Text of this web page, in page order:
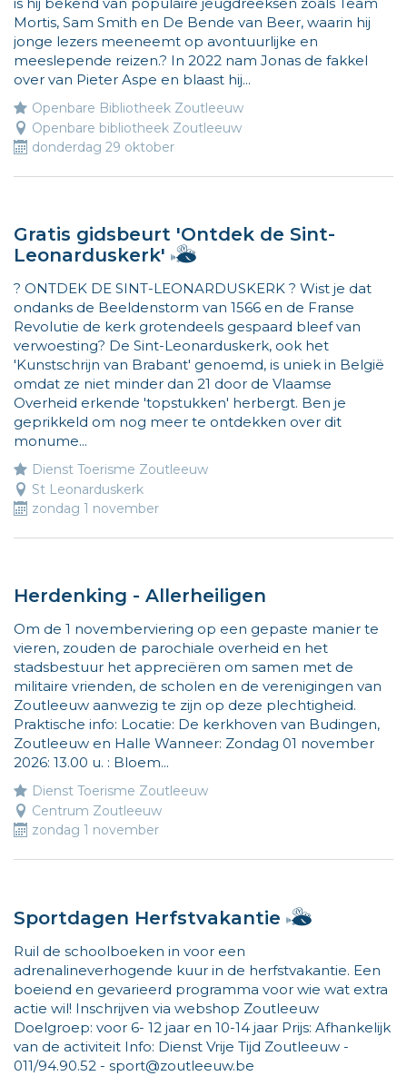
is hij bekend van populaire jeugdreeksen zoals Team
Mortis, Sam Smith en De Bende van Beer, waarin hij
jonge lezers meeneemt op avontuurlijke en
meeslepende reizen.? In 2022 nam Jonas de fakkel
over van Pieter Aspe en blaast hij...
Openbare Bibliotheek Zoutleeuw
Openbare bibliotheek Zoutleeuw
donderdag 29 oktober
Gratis gidsbeurt 'Ontdek de Sint-
Leonarduskerk'
Hallo,
ben
Vlieg
en
ik
wijs
de
weg
naar
activiteiten
Meer
www.vliegjemee.be!
? ONTDEK DE SINT-LEONARDUSKERK ? Wist je dat
ondanks de Beeldenstorm van 1566 en de Franse
Revolutie de kerk grotendeels gespaard bleef van
verwoesting? De Sint-Leonarduskerk, ook het
'Kunstschrijn van Brabant' genoemd, is uniek in België
omdat ze niet minder dan 21 door de Vlaamse
Overheid erkende 'topstukken' herbergt. Ben je
geprikkeld om nog meer te ontdekken over dit
monume...
Dienst Toerisme Zoutleeuw
St Leonarduskerk
zondag 1 november
Herdenking - Allerheiligen
Om de 1 novemberviering op een gepaste manier te
vieren, zouden de parochiale overheid en het
stadsbestuur het appreciëren om samen met de
militaire vrienden, de scholen en de verenigingen van
Zoutleeuw aanwezig te zijn op deze plechtigheid.
Praktische info: Locatie: De kerkhoven van Budingen,
Zoutleeuw en Halle Wanneer: Zondag 01 november
2026: 13.00 u. : Bloem...
Dienst Toerisme Zoutleeuw
Centrum Zoutleeuw
zondag 1 november
Sportdagen Herfstvakantie
Hallo,
Vlieg
en
ik
wijs
de
Ruil de schoolboeken in voor een
adrenalineverhogende kuur in de herfstvakantie. Een
boeiend en gevarieerd programma voor wie wat extra
actie wil! Inschrijven via webshop Zoutleeuw
Doelgroep: voor 6- 12 jaar en 10-14 jaar Prijs: Afhankelijk
van de activiteit Info: Dienst Vrije Tijd Zoutleeuw -
011/94.90.52 - sport@zoutleeuw.be